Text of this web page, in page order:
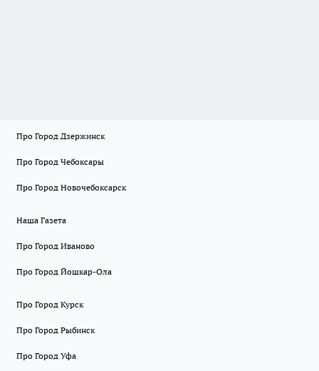
Про Город Дзержинск
Про Город Чебоксары
Про Город Новочебоксарск
Наша Газета
Про Город Иваново
Про Город Йошкар-Ола
Про Город Курск
Про Город Рыбинск
Про Город Уфа